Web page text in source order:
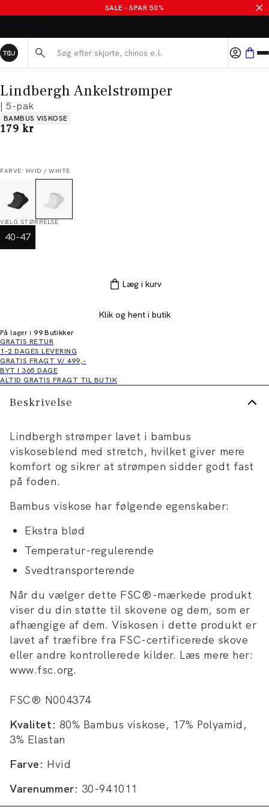
SALE - SPAR 50%
Søg her...
Lindbergh Ankelstrømper
| 5-pak
Produkt egenskaber
BAMBUS VISKOSE
I alt (inkl. rabat)
179 kr
FARVE: HVID / WHITE
VÆLG STØRRELSE
40-47
Læg i kurv
Klik og hent i butik
På lager i 99 Butikker
GRATIS RETUR
1-2 DAGES LEVERING
GRATIS FRAGT V/ 499,-
BYT I 365 DAGE
ALTID GRATIS FRAGT TIL BUTIK
Beskrivelse
Lindbergh strømper lavet i bambus
viskoseblend med stretch, hvilket giver mere
komfort og sikrer at strømpen sidder godt fast
på foden.
Bambus viskose har følgende egenskaber:
Ekstra blød
Temperatur-regulerende
Svedtransporterende
Når du vælger dette FSC®-mærkede produkt
viser du din støtte til skovene og dem, som er
afhængige af dem. Viskosen i dette produkt er
lavet af træfibre fra FSC-certificerede skove
eller andre kontrollerede kilder. Læs mere her:
www.fsc.org.
FSC® N004374
Kvalitet: 80% Bambus viskose, 17% Polyamid,
3% Elastan
Farve: Hvid
Varenummer: 30-941011